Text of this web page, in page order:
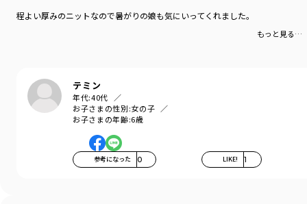
程よい厚みのニットなので暑がりの娘も気にいってくれました。
もっと見る…
テミン
年代:40代
お子さまの性別:女の子
お子さまの年齢:6歳
参考になった 0 LIKE! 1